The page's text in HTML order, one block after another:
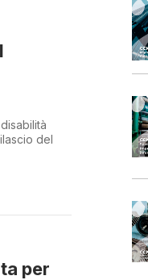
del
per